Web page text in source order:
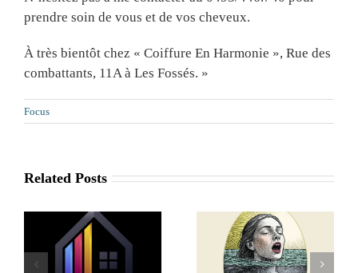
prendre soin de vous et de vos cheveux.
À très bientôt chez « Coiffure En Harmonie », Rue des
combattants, 11A à Les Fossés. »
Focus
Related Posts
Dazax.io : un